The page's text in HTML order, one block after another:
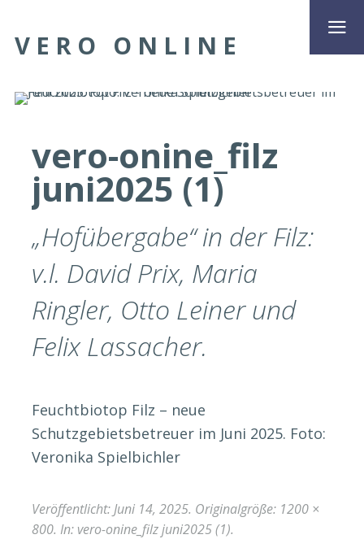
VERO ONLINE
vero-onine_filz
juni2025 (1)
„Hofübergabe“ in der Filz:
v.l. David Prix, Maria
Ringler, Otto Leiner und
Felix Lassacher.
Feuchtbiotop Filz – neue
Schutzgebietsbetreuer im Juni 2025. Foto:
Veronika Spielbichler
Veröffentlicht: Juni 14, 2025. Originalgröße: 1200 ×
800. In: vero-onine_filz juni2025 (1).